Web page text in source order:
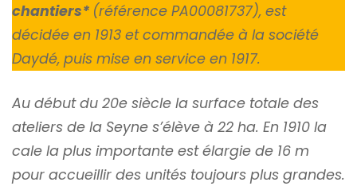
chantiers* (référence PA00081737), est
décidée en 1913 et commandée à la société
Daydé, puis mise en service en 1917.
Au début du 20e siècle la surface totale des
ateliers de la Seyne s’élève à 22 ha. En 1910 la
cale la plus importante est élargie de 16 m
pour accueillir des unités toujours plus grandes.